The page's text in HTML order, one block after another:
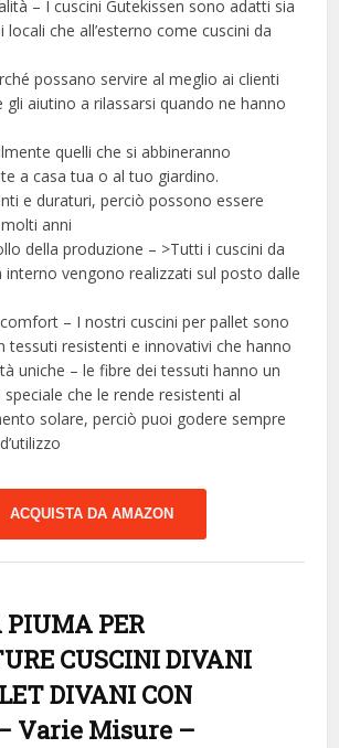
– I cuscini Gutekissen sono adatti sia
locali che all’esterno come cuscini da
possano servire al meglio ai clienti
gli aiutino a rilassarsi quando ne hanno
quelli che si abbineranno
a casa tua o al tuo giardino.
e duraturi, perciò possono essere
anni
della produzione – >Tutti i cuscini da
interno vengono realizzati sul posto dalle
– I nostri cuscini per pallet sono
tessuti resistenti e innovativi che hanno
uniche – le fibre dei tessuti hanno un
che le rende resistenti al
solare, perciò puoi godere sempre
ACQUISTA DA AMAZON
PIUMA PER
CUSCINI DIVANI
DIVANI CON
Varie Misure –